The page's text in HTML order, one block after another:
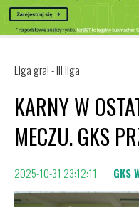
Liga gra! - III liga
KARNY W
MECZU. GKS
2025-10-31 23:12:11 GKS